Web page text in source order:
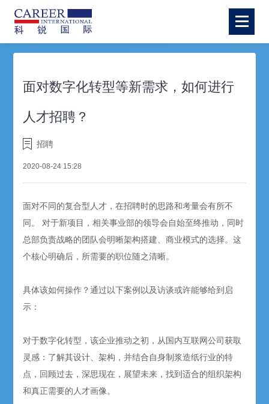
面对数字化转型等新需求，如何进行
人才招聘？
招聘
2020-08-24 15:28
面对不同的复合型人才，在招聘时的思路和考量会有所不
同。 对于新项目，相关事业部的领导会自始至终推动，同时
总部负责战略的团队会明晰架构搭建、商业模式的选择。这
个核心明确后，所需要的职位随之清晰。
具体该如何操作？通过以下案例以及访谈或许能够给到启
示：
对于数字化转型，该企业推动之初，从国内互联网公司获取
灵感：了解其设计、架构，并结合自身制浆造纸行业的特
点，回顾过去，深思现在，展望未来，找到适合的组织架构
和真正需要的人才画像。